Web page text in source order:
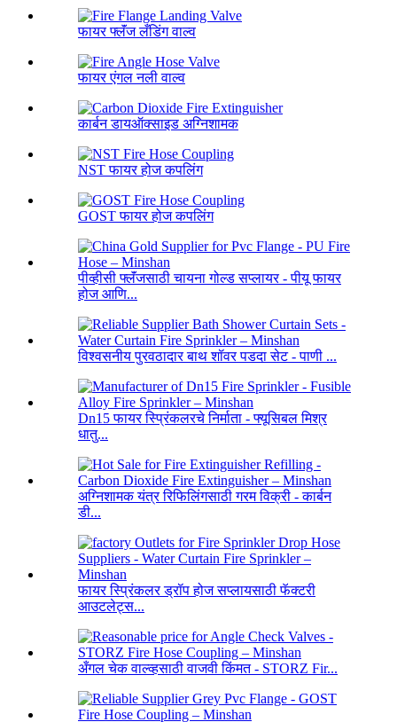
फायर फ्लॅंज लँडिंग वाल्व
फायर एंगल नली वाल्व
कार्बन डायऑक्साइड अग्निशामक
NST फायर होज कपलिंग
GOST फायर होज कपलिंग
पीव्हीसी फ्लॅंजसाठी चायना गोल्ड सप्लायर - पीयू फायर
होज आणि...
विश्वसनीय पुरवठादार बाथ शॉवर पडदा सेट - पाणी ...
Dn15 फायर स्प्रिंकलरचे निर्माता - फ्यूसिबल मिश्र
धातु...
अग्निशामक यंत्र रिफिलिंगसाठी गरम विक्री - कार्बन
डी...
फायर स्प्रिंकलर ड्रॉप होज सप्लायसाठी फॅक्टरी
आउटलेट्स...
अँगल चेक वाल्व्हसाठी वाजवी किंमत - STORZ Fir...